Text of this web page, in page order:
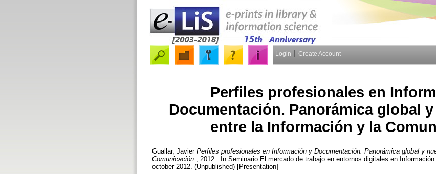
Login Create Account
Perfiles profesionales en
Documentación. Panorámica global
entre la Información y la
Guallar, Javier Perfiles profesionales en Información y Documentación. Panorámica global y
Comunicación.
, 2012 . In Seminario El mercado de trabajo en entornos digitales en
october 2012. (Unpublished) [Presentation]